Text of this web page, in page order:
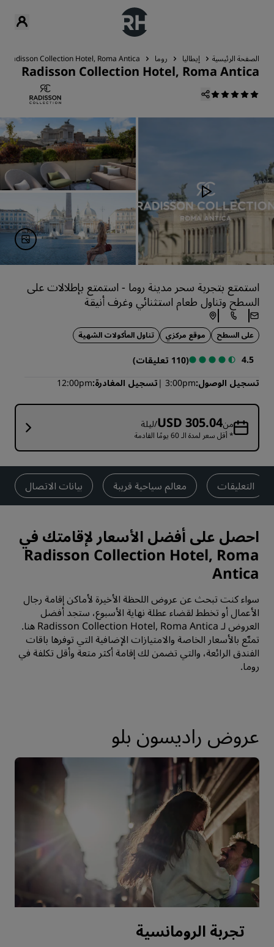
الصفحة الرئيسية إيطاليا روما Radisson Collection Hotel, Roma Antica
Radisson Collection Hotel, Roma Antica
استمتع بتجربة سحر مدينة روما - استمتع بإطلالات على
السطح وتناول طعام استثنائي وغرف أنيقة
على السطح موقع مركزي تناول المأكولات الشهية
4.5
(110 تعليقات)
تسجيل الوصول 3:00pm تسجيل المغادرة 12:00pm
منUSD 305.04/ليلة
* أقل سعر لمدة الـ 60 يومًا القادمة
التعليقات معالم سياحية قريبة بيانات الاتصال
احصل على أفضل الأسعار لإقامتك في
Radisson Collection Hotel, Roma
Antica
سواء كنت تبحث عن عروض اللحظة الأخيرة لأماكن إقامة رجال
الأعمال أو تخطط لقضاء عطلة نهاية الأسبوع، ستجد أفضل
العروض لـ Radisson Collection Hotel, Roma Antica هنا.
تمتّع بالأسعار الخاصة والامتيازات الإضافية التي توفرها باقات
الفندق الرائعة، والتي تضمن لك إقامة أكثر متعة وأقل تكلفة في
روما.
عروض راديسون بلو
تجربة الرومانسية